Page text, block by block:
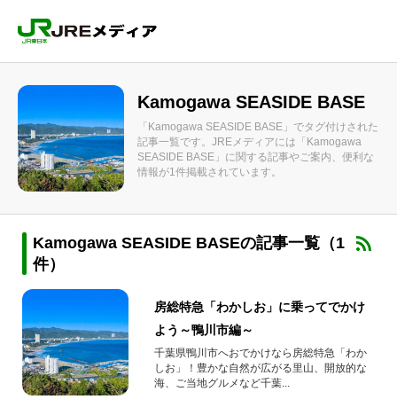
Kamogawa SEASIDE BASE
「Kamogawa SEASIDE BASE」でタグ付けされた
記事一覧です。JREメディアには「Kamogawa
SEASIDE BASE」に関する記事やご案内、便利な
情報が1件掲載されています。
Kamogawa SEASIDE BASEの記事一覧（1
件）
房総特急「わかしお」に乗ってでかけ
よう～鴨川市編～
千葉県鴨川市へおでかけなら房総特急「わか
しお」！豊かな自然が広がる里山、開放的な
海、ご当地グルメなど千葉...